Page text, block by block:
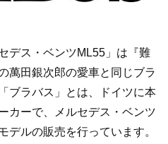
デス・ベンツML55」は『難
萬田銀次郎の愛車と同じブラ
ブラバス」とは、ドイツに本
カーで、メルセデス・ベンツ
デルの販売を行っています。